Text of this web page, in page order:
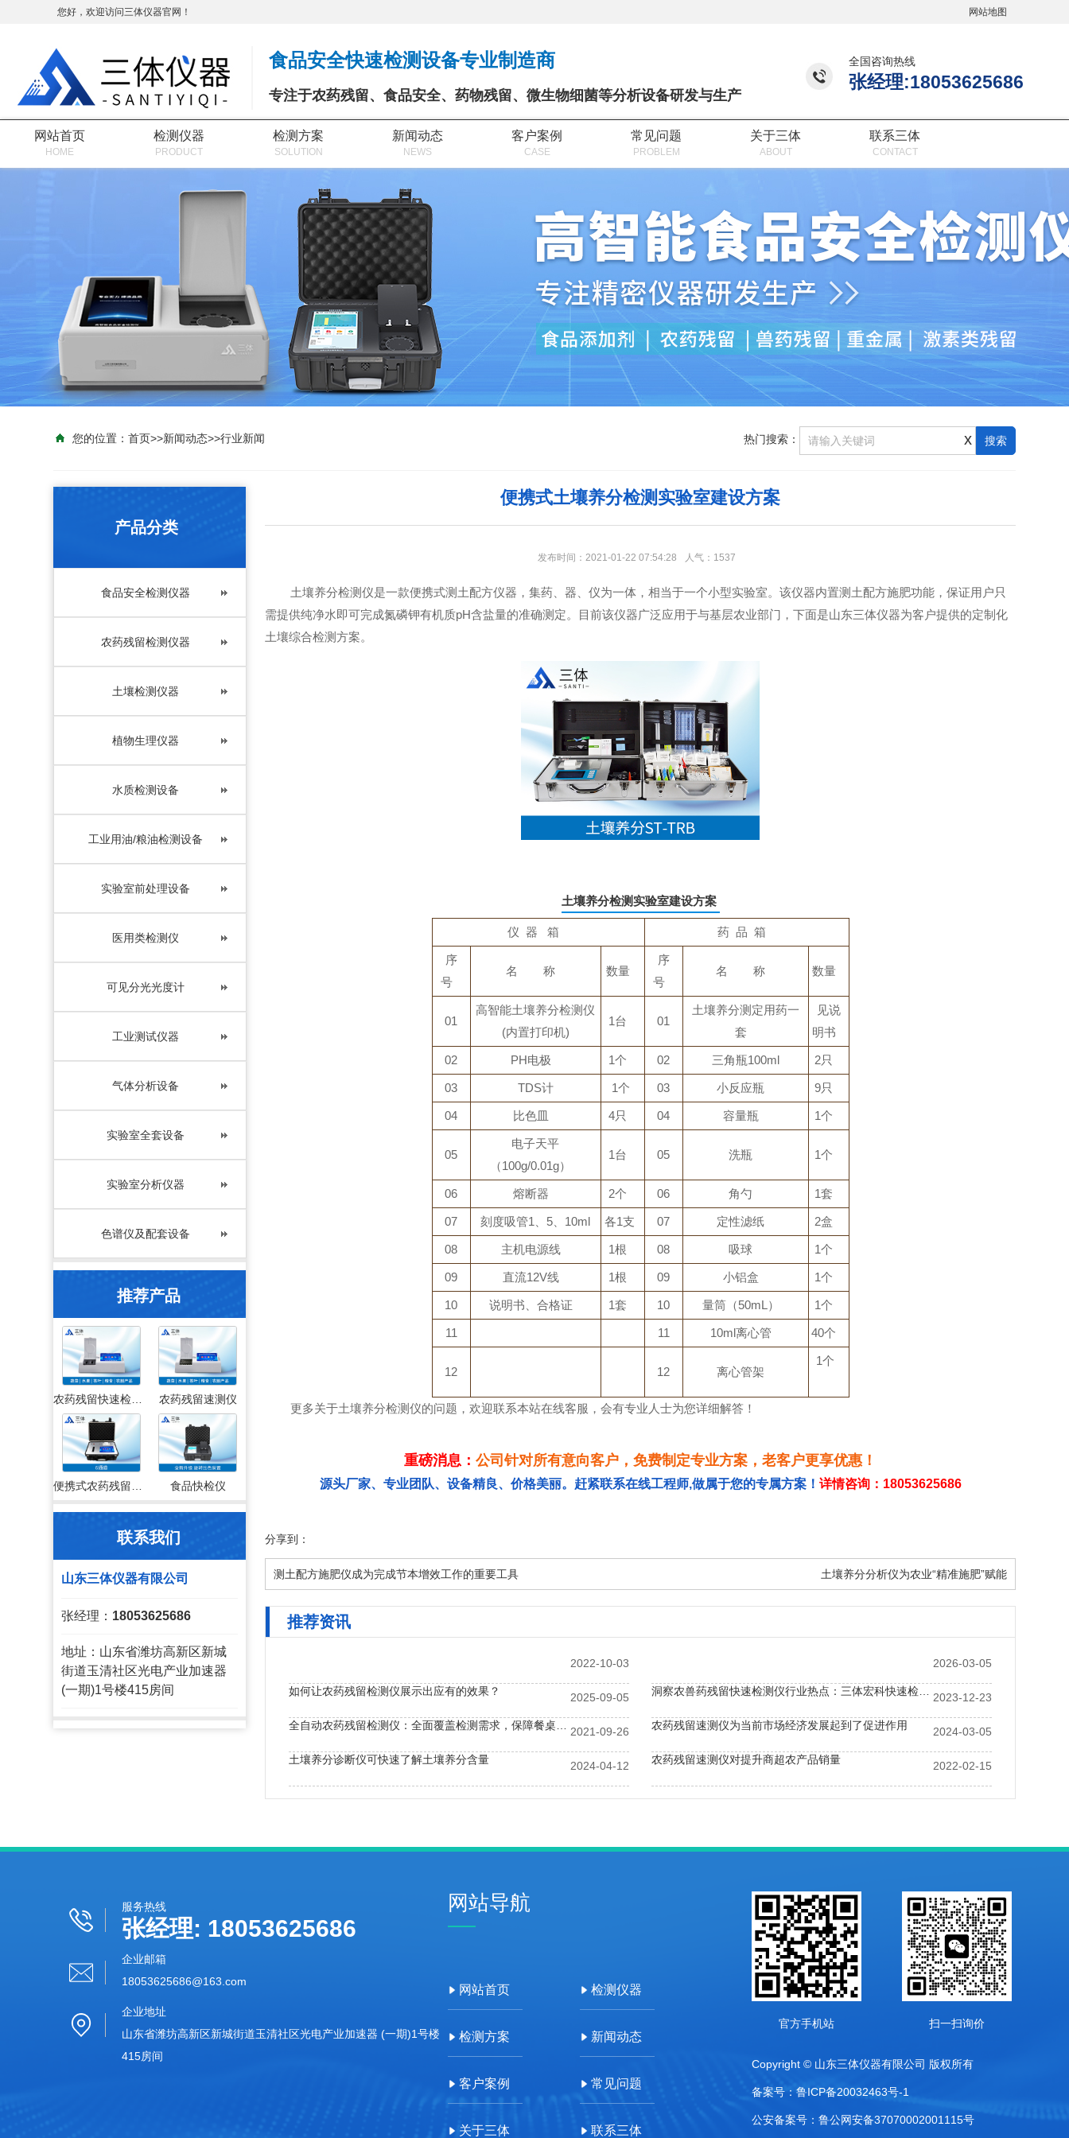
您好，欢迎访问三体仪器官网！ 网站地图
食品安全快速检测设备专业制造商
专注于农药残留、食品安全、药物残留、微生物细菌等分析设备研发与生产
全国咨询热线
张经理:18053625686
网站首页
HOME
检测仪器
PRODUCT
检测方案
SOLUTION
新闻动态
NEWS
客户案例
CASE
常见问题
PROBLEM
关于三体
ABOUT
联系三体
CONTACT
您的位置：首页>>新闻动态>>行业新闻 热门搜索： x
产品分类
食品安全检测仪器
农药残留检测仪器
土壤检测仪器
植物生理仪器
水质检测设备
工业用油/粮油检测设备
实验室前处理设备
医用类检测仪
可见分光光度计
工业测试仪器
气体分析设备
实验室全套设备
实验室分析仪器
色谱仪及配套设备
推荐产品
农药残留速测仪
食品快检仪
联系我们
山东三体仪器有限公司
张经理： 18053625686
地址：山东省潍坊高新区新城
街道玉清社区光电产业加速器
(一期)1号楼415房间
便携式土壤养分检测实验室建设方案
发布时间：2021-01-22 07:54:28 人气： 1537
土壤养分检测仪是一款便携式测土配方仪器，集药、器、仪为一体，相当于一个小型实验室。该仪器内置测土配方施肥功能，保证用户只
需提供纯净水即可完成氮磷钾有机质pH含盐量的准确测定。目前该仪器广泛应用于与基层农业部门，下面是山东三体仪器为客户提供的定制化
土壤综合检测方案。
土壤养分检测实验室建设方案
仪 器 箱 药 品 箱
序
号
名 称 数量
序
号
名 称 数量
01
高智能土壤养分检测仪
(内置打印机)
1台 01
土壤养分测定用药一
套
见说
明书
02 PH电极 1个 02 三角瓶100ml 2只
03 TDS计 1个 03 小反应瓶 9只
04 比色皿 4只 04 容量瓶 1个
05
电子天平
（100g/0.01g）
1台 05 洗瓶 1个
06 熔断器 2个 06 角勺 1套
07 刻度吸管1、5、10ml 各1支 07 定性滤纸 2盒
08 主机电源线 1根 08 吸球 1个
09 直流12V线 1根 09 小铝盒 1个
10 说明书、合格证 1套 10 量筒（50mL） 1个
11 11 10ml离心管 40个
12 12 离心管架
1个
更多关于土壤养分检测仪的问题，欢迎联系本站在线客服，会有专业人士为您详细解答！
重磅消息：公司针对所有意向客户，免费制定专业方案，老客户更享优惠！
源头厂家、专业团队、设备精良、价格美丽。赶紧联系在线工程师,做属于您的专属方案！ 详情咨询：18053625686
分享到：
测土配方施肥仪成为完成节本增效工作的重要工具 土壤养分分析仪为农业“精准施肥”赋能
推荐资讯
2022-10-03
如何让农药残留检测仪展示出应有的效果？
2026-03-05
2025-09-05 2023-12-23
农药残留速测仪为当前市场经济发展起到了促进作用
2021-09-26
土壤养分诊断仪可快速了解土壤养分含量
2024-03-05
农药残留速测仪对提升商超农产品销量
2024-04-12 2022-02-15
服务热线
张经理: 18053625686
企业邮箱
18053625686@163.com‬
企业地址
山东省潍坊高新区新城街道玉清社区光电产业加速器 (一期)1号楼
415房间
网站导航
网站首页 检测仪器
检测方案 新闻动态
客户案例 常见问题
关于三体 联系三体
官方手机站 扫一扫询价
Copyright © 山东三体仪器有限公司 版权所有
备案号：鲁ICP备20032463号-1
公安备案号：鲁公网安备37070002001115号